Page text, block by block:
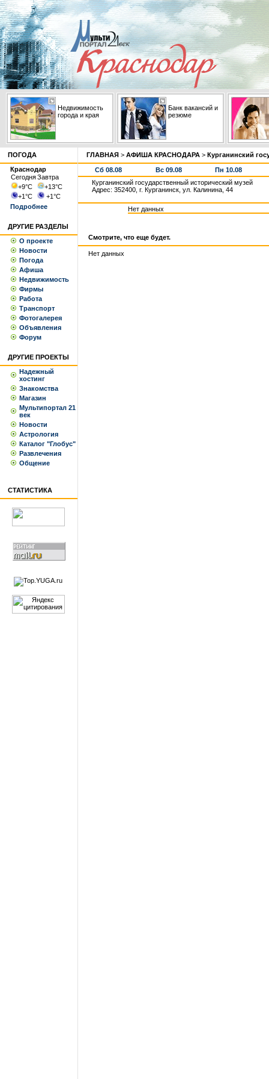
Недвижимость
города и края
Банк вакансий и
резюме
ПОГОДА
Краснодар
СегодняЗавтра
+9°С +13°С
+1°С +1°С
Подробнее
ДРУГИЕ РАЗДЕЛЫ
О проекте
Новости
Погода
Афиша
Недвижимость
Фирмы
Работа
Транспорт
Фотогалерея
Объявления
Форум
ДРУГИЕ ПРОЕКТЫ
Надежный
хостинг
Знакомства
Магазин
Мультипортал 21
век
Новости
Астрология
Каталог "Глобус"
Развлечения
Общение
СТАТИСТИКА
ГЛАВНАЯ > АФИША КРАСНОДАРА > Курганинский
Сб 08.08 Вс 09.08
Пн 10.08
Курганинский государственный исторический музей
Адрес: 352400, г. Курганинск, ул. Калинина, 44
Нет данных
Смотрите, что еще будет.
Нет данных